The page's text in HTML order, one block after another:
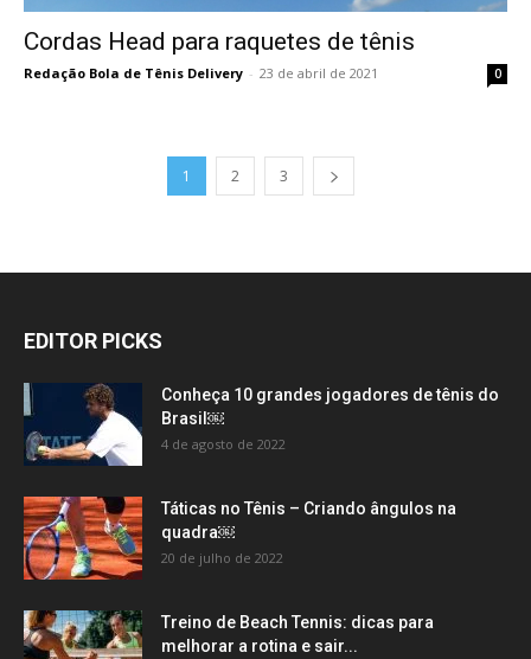
Cordas Head para raquetes de tênis
Redação Bola de Tênis Delivery - 23 de abril de 2021 0
1 2 3
EDITOR PICKS
Conheça 10 grandes jogadores de tênis do
Brasil￼
4 de agosto de 2022
Táticas no Tênis – Criando ângulos na
quadra￼
20 de julho de 2022
Treino de Beach Tennis: dicas para
melhorar a rotina e sair...